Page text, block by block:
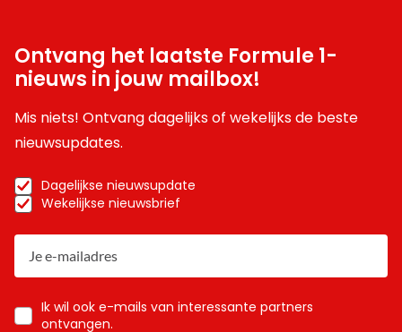
Ontvang het laatste Formule 1-
nieuws in jouw mailbox!
Mis niets! Ontvang dagelijks of wekelijks de beste
nieuwsupdates.
Dagelijkse nieuwsupdate
Wekelijkse nieuwsbrief
Ik wil ook e-mails van interessante partners
ontvangen.